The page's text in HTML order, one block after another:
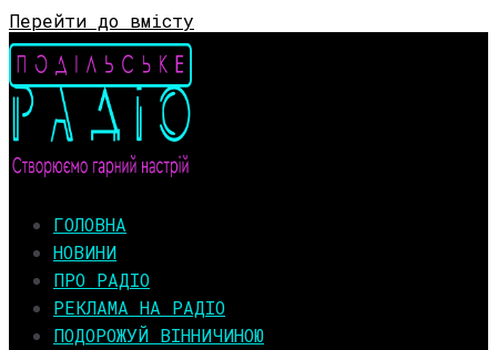
Перейти до вмісту
ГОЛОВНА
НОВИНИ
ПРО РАДІО
РЕКЛАМА НА РАДІО
ПОДОРОЖУЙ ВІННИЧИНОЮ